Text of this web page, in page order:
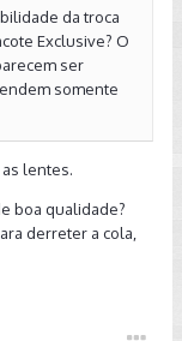
da troca
Exclusive? O
ser
somente
lentes.
boa qualidade?
derreter a cola,